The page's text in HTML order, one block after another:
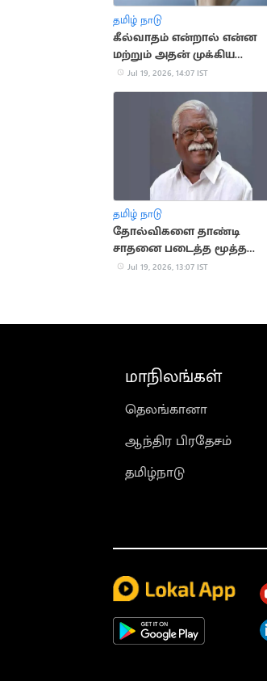
தமிழ் நாடு
கீல்வாதம் என்றால் என்ன
மற்றும் அதன் முக்கிய
அறிகுறிகள்
Jul 19, 2026, 14:07 IST
தமிழ் நாடு
தோல்விகளை தாண்டி
சாதனை படைத்த மூத்த
தலைவர் எம்.ஆர்.காந்தி
Jul 19, 2026, 13:07 IST
மாநிலங்கள்
தெலங்கானா
ஆந்திர பிரதேசம்
தமிழ்நாடு